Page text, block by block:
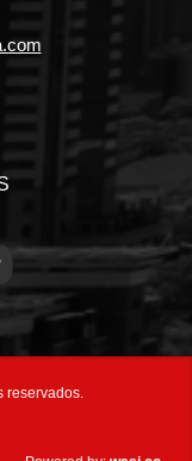
reservados.